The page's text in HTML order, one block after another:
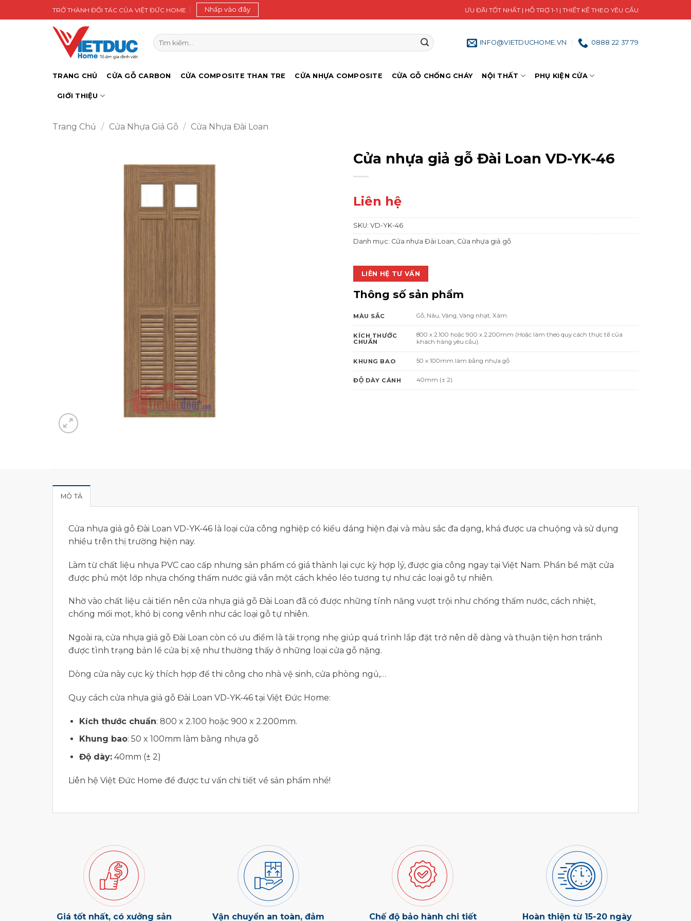
qua
TRỞ THÀNH ĐỐI TÁC CỦA VIỆT ĐỨC HOME Nhấp vào đây ƯU ĐÃI TỐT NHẤT | HỖ TRỢ 1-1 | THIẾT KẾ THEO YÊU CẦU
Tìm
kiếm:
INFO@VIETDUCHOME.VN 0888 22 37 79
TRANG CHỦ CỬA GỖ CARBON CỬA COMPOSITE THAN TRE CỬA NHỰA COMPOSITE CỬA GỖ CHỐNG CHÁY NỘI THẤT PHỤ KIỆN CỬA
GIỚI THIỆU
Trang Chủ / Cửa Nhựa Giả Gỗ / Cửa Nhựa Đài Loan
Cửa nhựa giả gỗ Đài Loan VD-YK-46
Liên hệ
SKU: VD-YK-46
Danh mục: Cửa nhựa Đài Loan, Cửa nhựa giả gỗ
LIÊN HỆ TƯ VẤN
Thông số sản phẩm
MÀU SẮC Gỗ, Nâu, Vàng, Vàng nhạt, Xám
KÍCH THƯỚC
CHUẨN
800 x 2.100 hoặc 900 x 2.200mm (Hoặc làm theo quy cách thực tế của
khách hàng yêu cầu).
KHUNG BAO 50 x 100mm làm bằng nhựa gỗ
ĐỘ DÀY CÁNH 40mm (± 2)
MÔ TẢ
Cửa nhựa giả gỗ Đài Loan VD-YK-46 là loại cửa công nghiệp có kiểu dáng hiện đại và màu sắc đa dạng, khá được ưa chuộng và sử dụng
nhiều trên thị trường hiện nay.
Làm từ chất liệu nhựa PVC cao cấp nhưng sản phẩm có giá thành lại cực kỳ hợp lý, được gia công ngay tại Việt Nam. Phần bề mặt cửa
được phủ một lớp nhựa chống thấm nước giả vân một cách khéo léo tương tự như các loại gỗ tự nhiên.
Nhờ vào chất liệu cải tiến nên cửa nhựa giả gỗ Đài Loan đã có được những tính năng vượt trội như chống thấm nước, cách nhiệt,
chống mối mọt, khó bị cong vênh như các loại gỗ tự nhiên.
Ngoài ra, cửa nhựa giả gỗ Đài Loan còn có ưu điểm là tải trọng nhẹ giúp quá trình lắp đặt trở nên dễ dàng và thuận tiện hơn tránh
được tình trạng bản lề cửa bị xệ như thường thấy ở những loại cửa gỗ nặng.
Dòng cửa này cực kỳ thích hợp để thi công cho nhà vệ sinh, cửa phòng ngủ,…
Quy cách cửa nhựa giả gỗ Đài Loan VD-YK-46 tại Việt Đức Home:
Kích thước chuẩn: 800 x 2.100 hoặc 900 x 2.200mm.
Khung bao: 50 x 100mm làm bằng nhựa gỗ
Độ dày:40mm (± 2)
Liên hệ Việt Đức Home để được tư vấn chi tiết về sản phẩm nhé!
Giá tốt nhất, có xưởng sản Vận chuyển an toàn, đảm Chế độ bảo hành chi tiết Hoàn thiện từ 15-20 ngày